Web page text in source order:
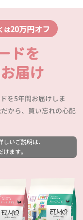
は20万円オフ
ドを
届け
を5年間お届けしま
から、買い忘れの心配
いご説明は、
ます。